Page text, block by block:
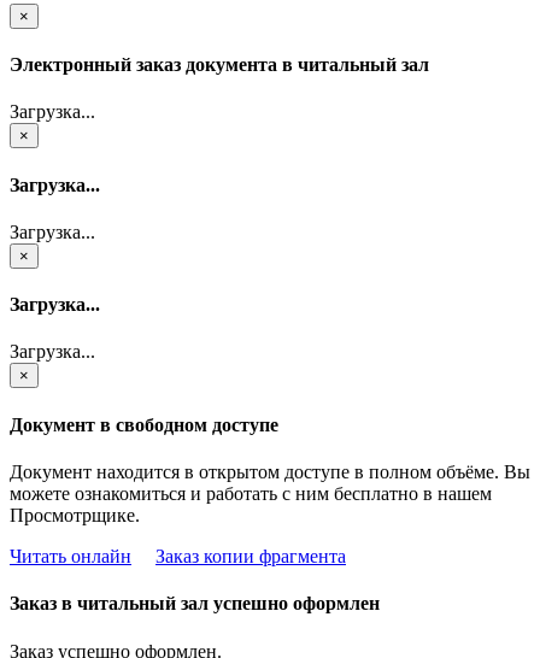
×
Электронный заказ документа в читальный зал
Загрузка...
×
Загрузка...
Загрузка...
×
Загрузка...
Загрузка...
×
Документ в свободном доступе
Документ находится в открытом доступе в полном объёме. Вы
можете ознакомиться и работать с ним бесплатно в нашем
Просмотрщике.
Читать онлайн
Заказ копии фрагмента
Заказ в читальный зал успешно оформлен
Заказ успешно оформлен.